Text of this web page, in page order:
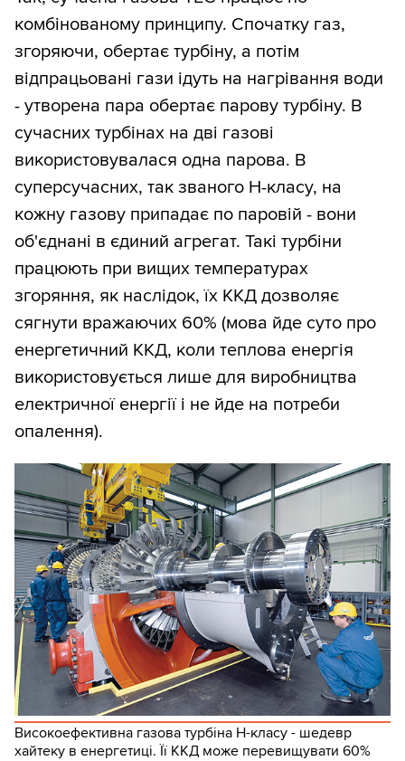
комбінованому принципу. Спочатку газ,
згоряючи, обертає турбіну, а потім
відпрацьовані гази ідуть на нагрівання води
- утворена пара обертає парову турбіну. В
сучасних турбінах на дві газові
використовувалася одна парова. В
суперсучасних, так званого H-класу, на
кожну газову припадає по паровій - вони
об'єднані в єдиний агрегат. Такі турбіни
працюють при вищих температурах
згоряння, як наслідок, їх ККД дозволяє
сягнути вражаючих 60% (мова йде суто про
енергетичний ККД, коли теплова енергія
використовується лише для виробництва
електричної енергії і не йде на потреби
опалення).
Високоефективна газова турбіна Н-класу - шедевр
хайтеку в енергетиці. Її ККД може перевищувати 60%